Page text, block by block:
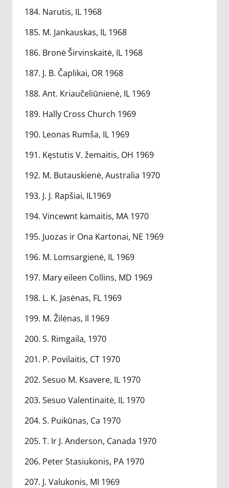
184. Narutis, IL 1968
185. M. Jankauskas, IL 1968
186. Bronė Širvinskaitė, IL 1968
187. J. B. Čaplikai, OR 1968
188. Ant. Kriaučeliūnienė, IL 1969
189. Hally Cross Church 1969
190. Leonas Rumša, IL 1969
191. Kęstutis V. žemaitis, OH 1969
192. M. Butauskienė, Australia 1970
193. J. J. Rapšiai, IL1969
194. Vincewnt kamaitis, MA 1970
195. Juozas ir Ona Kartonai, NE 1969
196. M. Lomsargienė, IL 1969
197. Mary eileen Collins, MD 1969
198. L. K. Jasėnas, FL 1969
199. M. Žilėnas, Il 1969
200. S. Rimgaila, 1970
201. P. Povilaitis, CT 1970
202. Sesuo M. Ksavere, IL 1970
203. Sesuo Valentinaitė, IL 1970
204. S. Puikūnas, Ca 1970
205. T. Ir J. Anderson, Canada 1970
206. Peter Stasiukonis, PA 1970
207. J. Valukonis, MI 1969